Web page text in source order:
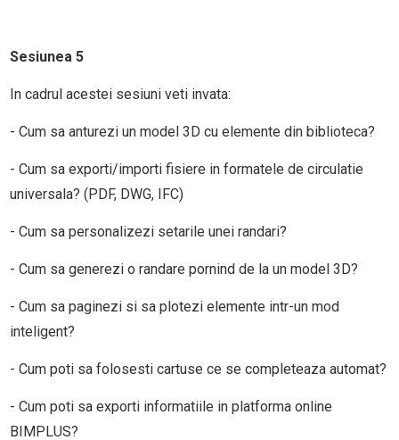
Sesiunea 5
In cadrul acestei sesiuni veti invata:
- Cum sa anturezi un model 3D cu elemente din biblioteca?
- Cum sa exporti/importi fisiere in formatele de circulatie
universala? (PDF, DWG, IFC)
- Cum sa personalizezi setarile unei randari?
- Cum sa generezi o randare pornind de la un model 3D?
- Cum sa paginezi si sa plotezi elemente intr-un mod
inteligent?
- Cum poti sa folosesti cartuse ce se completeaza automat?
- Cum poti sa exporti informatiile in platforma online
BIMPLUS?